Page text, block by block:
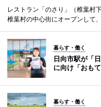
レストラン「のさり」（椎葉村
椎葉村の中心街にオープンして
暮らす・働く
日向市駅が「
に向け「おも
暮らす・働く